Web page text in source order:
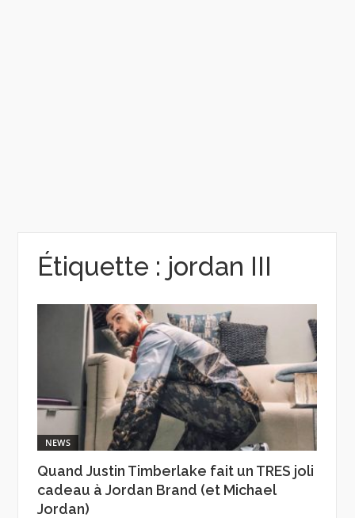
Étiquette : jordan III
NEWS
Quand Justin Timberlake fait un TRES joli
cadeau à Jordan Brand (et Michael
Jordan)